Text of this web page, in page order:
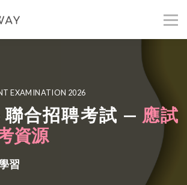
EXAMINATION 2026
聯合招聘考試 — 應試
資源
習